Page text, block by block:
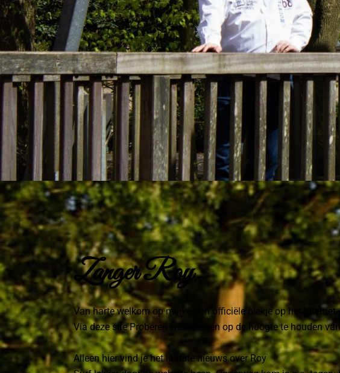
Zanger Roy
Van harte welkom op mijn eigen officiële plekje op het internet.
Via deze site Proberen we iedereen op de hoogte te houden
Alleen hier vind je het laatste nieuws over Roy